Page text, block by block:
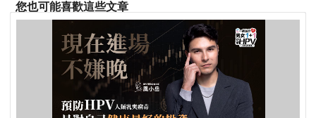
您也可能喜歡這些文章